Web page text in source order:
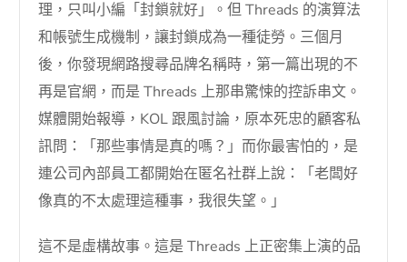
理，只叫小編「封鎖就好」。但 Threads 的演算法
和帳號生成機制，讓封鎖成為一種徒勞。三個月
後，你發現網路搜尋品牌名稱時，第一篇出現的不
再是官網，而是 Threads 上那串驚悚的控訴串文。
媒體開始報導，KOL 跟風討論，原本死忠的顧客私
訊問：「那些事情是真的嗎？」而你最害怕的，是
連公司內部員工都開始在匿名社群上說：「老闆好
像真的不太處理這種事，我很失望。」
這不是虛構故事。這是 Threads 上正密集上演的品